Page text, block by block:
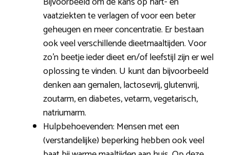
vaatziekten te verlagen of voor een beter
geheugen en meer concentratie. Er bestaan
ook veel verschillende dieetmaaltijden. Voor
zo’n beetje ieder dieet en/of leefstijl zijn er wel
oplossing te vinden. U kunt dan bijvoorbeeld
denken aan gemalen, lactosevrij, glutenvrij,
zoutarm, en diabetes, vetarm, vegetarisch,
natriumarm.
Hulpbehoevenden: Mensen met een
(verstandelijke) beperking hebben ook veel